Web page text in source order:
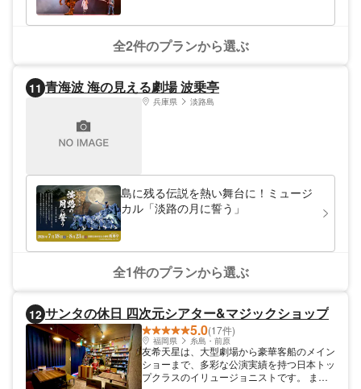
全2件のプランから選ぶ
11 青海波 海の見える劇場 波乗亭
兵庫県 淡路島
島に残る伝説を熱い舞台に！ミュージ
カル「淡路の月に誓う」
全1件のプランから選ぶ
12 サンタの休日 四次元シアター&マジックショップ
5.0(17件)
福岡県 糸島・前原
友希天星は、大型劇場から豪華客船のメイン
ショーまで、多彩な公演実績を持つ日本トッ
プクラスのイリュージョニストです。 ま